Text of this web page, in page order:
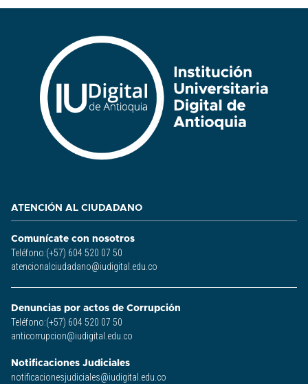
ATENCIÓN AL CIUDADANO
Comunícate con nosotros
Teléfono:(+57) 604 520 07 50
atencionalciudadano@iudigital.edu.co
Denuncias por actos de Corrupción
Teléfono:(+57) 604 520 07 50
anticorrupcion@iudigital.edu.co
Notificaciones Judiciales
notificacionesjudiciales@iudigital.edu.co